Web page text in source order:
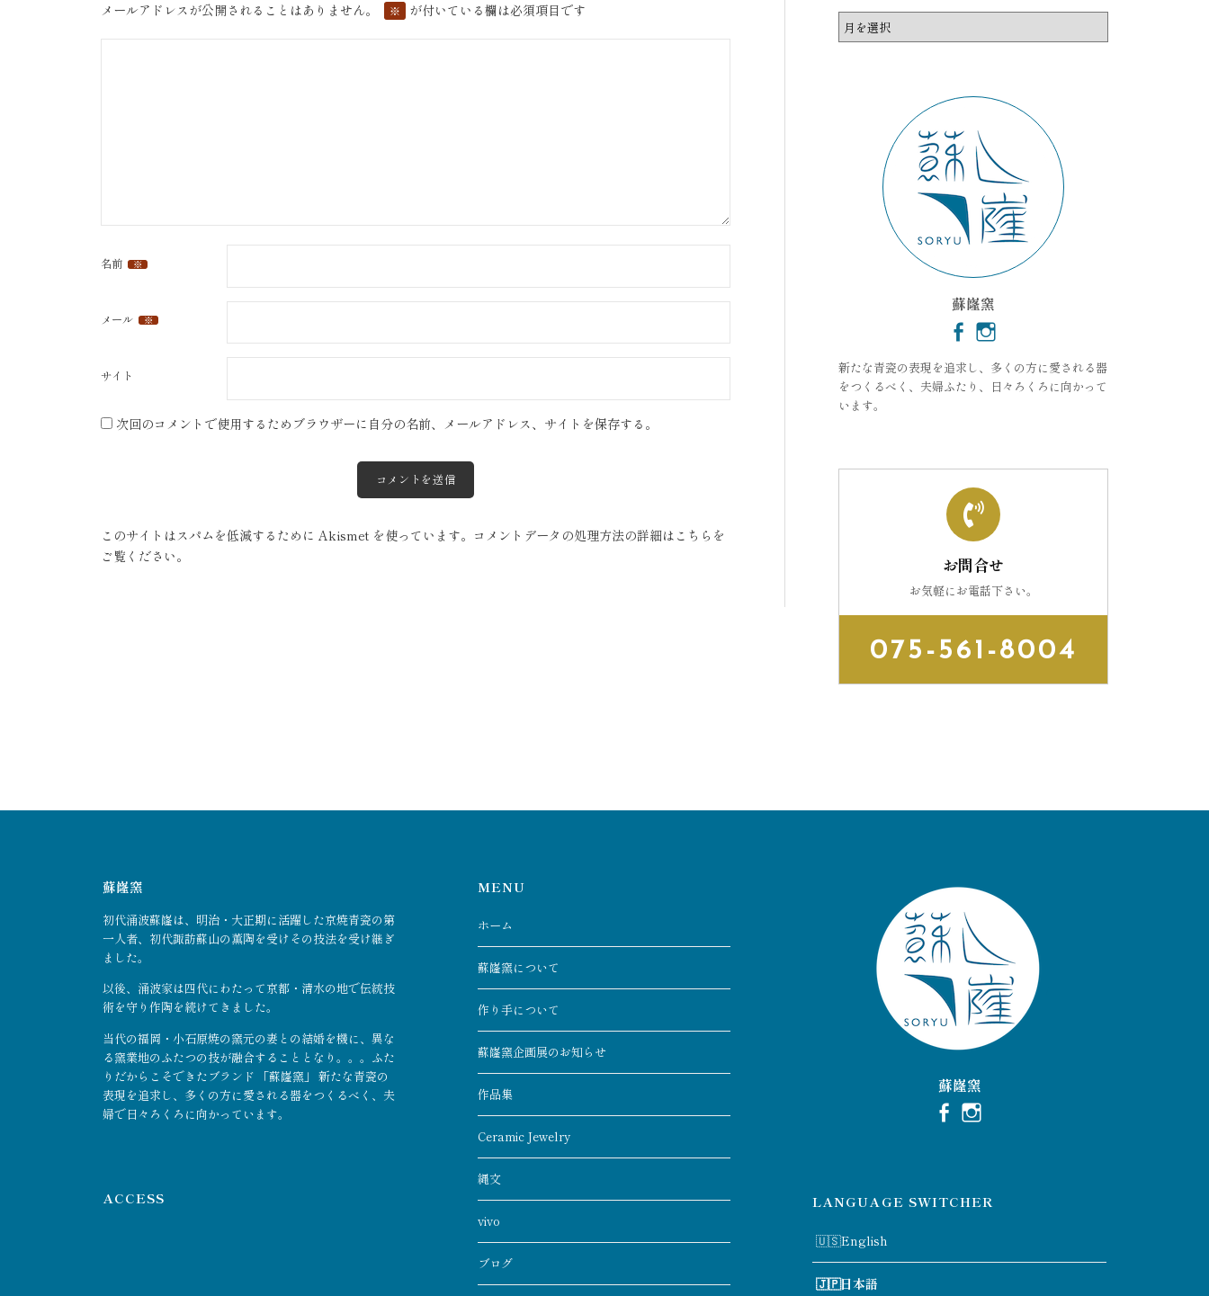
シ
ョ
メールアドレスが公開されることはありません。 ※ が付いている欄は必須項目です
名前 ※
メール ※
サイト
次回のコメントで使用するためブラウザーに自分の名前、メールアドレス、サイトを保存する。
このサイトはスパムを低減するために Akismet を使っています。 コメントデータの処理方法の詳細はこちらを
ご覧ください。
ア
ー
蘇嶐窯
新たな青瓷の表現を追求し、多くの方に愛される器
をつくるべく、夫婦ふたり、日々ろくろに向かって
います。
お問合せ
お気軽にお電話下さい。
075-561-8004
蘇嶐窯
初代涌波蘇嶐は、明治・大正期に活躍した京焼青瓷の第
一人者、初代諏訪蘇山の薫陶を受けその技法を受け継ぎ
ました。
以後、涌波家は四代にわたって京都・清水の地で伝統技
術を守り作陶を続けてきました。
当代の福岡・小石原焼の窯元の妻との結婚を機に、異な
る窯業地のふたつの技が融合することとなり。。。ふた
りだからこそできたブランド 「蘇嶐窯」 新たな青瓷の
表現を追求し、多くの方に愛される器をつくるべく、夫
婦で日々ろくろに向かっています。
ACCESS
MENU
ホーム
蘇嶐窯について
作り手について
蘇嶐窯企画展のお知らせ
作品集
Ceramic Jewelry
縄文
vivo
ブログ
蘇嶐窯
LANGUAGE SWITCHER
English
日本語